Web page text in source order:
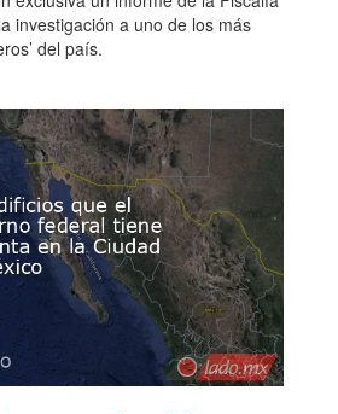
investigación a uno de los más
del país.